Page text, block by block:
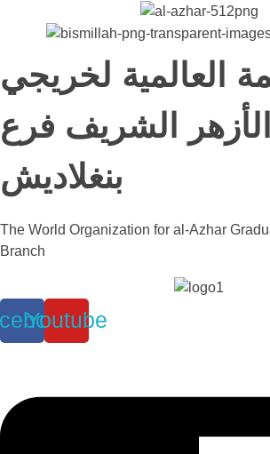
العالمية لخريجي
الأزهر الشريف فرع
بنغلاديش
The World Organization for al-Azhar
Branch
Youtube